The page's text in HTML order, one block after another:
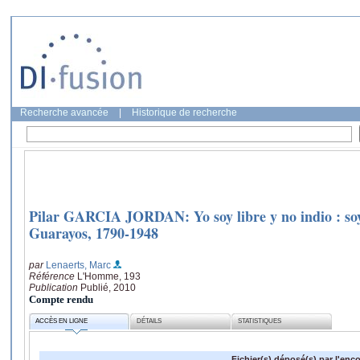
Recherche avancée Historique de recherche
Pilar GARCIA JORDAN: Yo soy libre y no indio :
Guarayos, 1790-1948
par Lenaerts, Marc
Référence L'Homme, 193
Publication Publié, 2010
Compte rendu
ACCÈS EN LIGNE DÉTAILS STATISTIQUES